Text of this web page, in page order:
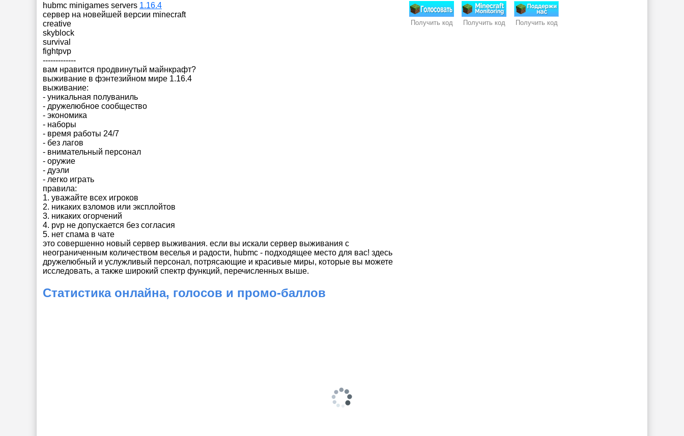
hubmc minigames servers 1.16.4
сервер на новейшей версии minecraft
creative
skyblock
survival
fightpvp
-------------
вам нравится продвинутый майнкрафт?
выживание в фэнтезийном мире 1.16.4
выживание:
- уникальная полуваниль
- дружелюбное сообщество
- экономика
- наборы
- время работы 24/7
- без лагов
- внимательный персонал
- оружие
- дуэли
- легко играть
правила:
1. уважайте всех игроков
2. никаких взломов или эксплойтов
3. никаких огорчений
4. pvp не допускается без согласия
5. нет спама в чате
это совершенно новый сервер выживания. если вы искали сервер выживания с
неограниченным количеством веселья и радости, hubmc - подходящее место для вас! здесь
дружелюбный и услужливый персонал, потрясающие и красивые миры, которые вы можете
исследовать, а также широкий спектр функций, перечисленных выше.
Статистика онлайна, голосов и промо-баллов
Получить код Получить код Получить код